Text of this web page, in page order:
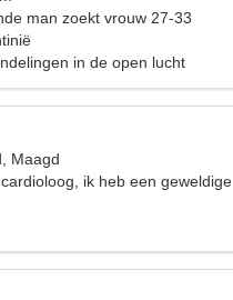
man zoekt vrouw 27-33
in de open lucht
Maagd
ik heb een geweldige